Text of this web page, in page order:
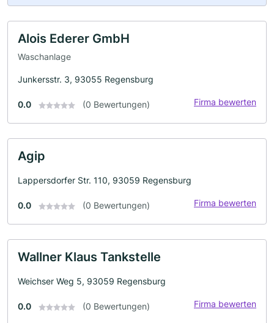
Alois Ederer GmbH
Waschanlage
Junkersstr. 3, 93055 Regensburg
0.0 (0 Bewertungen) Firma bewerten
Agip
Lappersdorfer Str. 110, 93059 Regensburg
0.0 (0 Bewertungen) Firma bewerten
Wallner Klaus Tankstelle
Weichser Weg 5, 93059 Regensburg
0.0 (0 Bewertungen) Firma bewerten